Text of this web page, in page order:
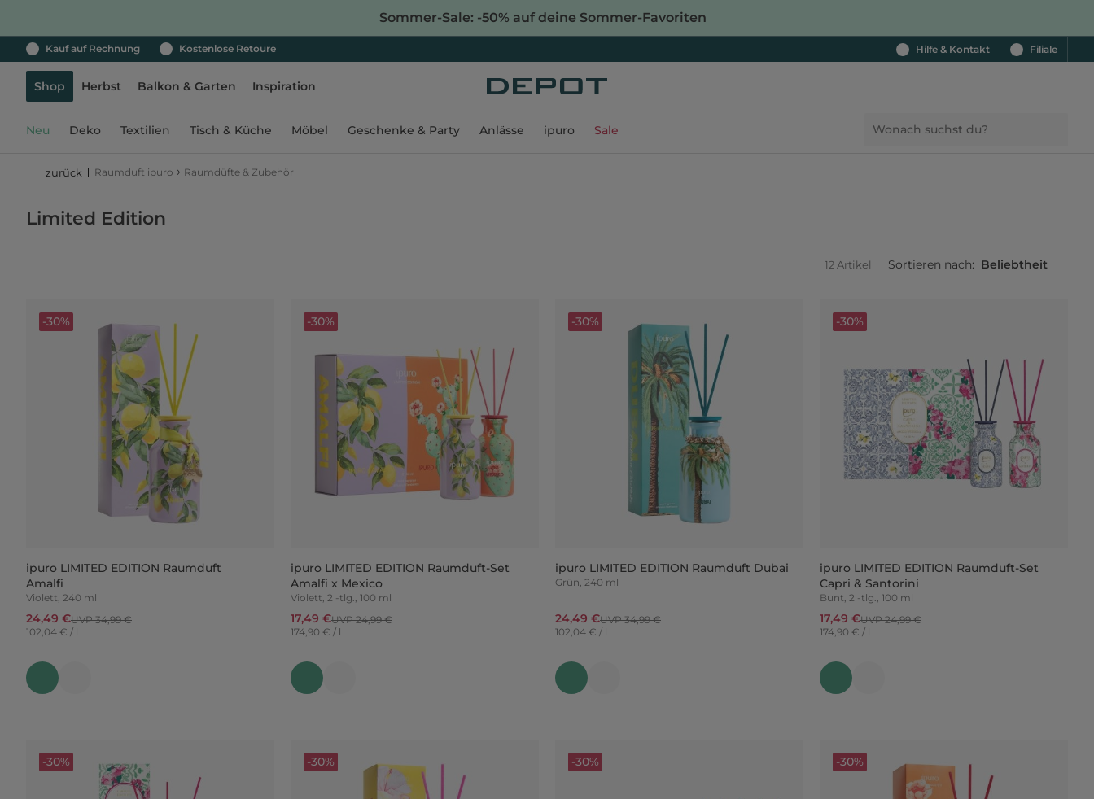
Sommer-Sale: -50% auf deine Sommer-Favoriten
Kauf auf Rechnung Kostenlose Retoure Hilfe & Kontakt Filiale
Shop Herbst Balkon & Garten Inspiration
Neu Deko Textilien Tisch & Küche Möbel Geschenke & Party Anlässe ipuro Sale
zurück Raumduft ipuro › Raumdüfte & Zubehör
Limited Edition
12 Artikel Sortieren nach: Beliebtheit
ipuro LIMITED EDITION Raumduft
Amalfi
Violett, 240 ml
24,49 €UVP 34,99 €
102,04 € / l
-30%
ipuro LIMITED EDITION Raumduft-Set
Amalfi x Mexico
Violett, 2 -tlg., 100 ml
17,49 €UVP 24,99 €
174,90 € / l
-30%
ipuro LIMITED EDITION Raumduft Dubai
Grün, 240 ml
24,49 €UVP 34,99 €
102,04 € / l
-30%
ipuro LIMITED EDITION Raumduft-Set
Capri & Santorini
Bunt, 2 -tlg., 100 ml
17,49 €UVP 24,99 €
174,90 € / l
-30%
-30% -30% -30% -30%